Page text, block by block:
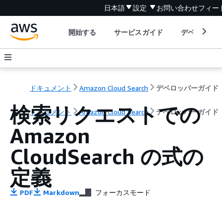
日本語 設定 お問い合わせフィー
開始する サービスガイド デベロッパ
ドキュメント Amazon Cloud Search デベロッパーガイド
ドキュメント Amazon Cloud Search デベロッパーガイド
検索リクエストでの
Amazon
CloudSearch の式の
定義
PDF Markdown フォーカスモード